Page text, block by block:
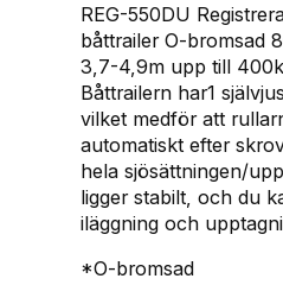
0
D
f
ö
r
b
å
t
a
3
REG-550DU
båttrailer O-bromsad
3,7-4,9m upp till
Båttrailern har1
vilket medför att
automatiskt efter
hela sjösättningen/
ligger stabilt, och du
iläggning och
*O-bromsad